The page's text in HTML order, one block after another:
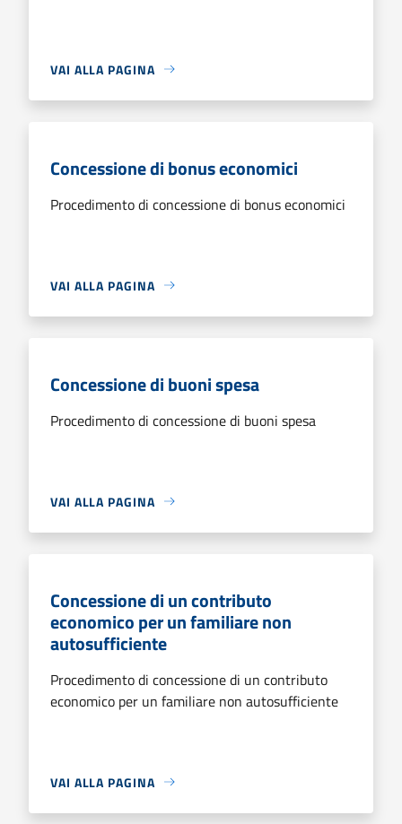
VAI ALLA PAGINA
Concessione di bonus economici
Procedimento di concessione di bonus economici
VAI ALLA PAGINA
Concessione di buoni spesa
Procedimento di concessione di buoni spesa
VAI ALLA PAGINA
Concessione di un contributo
economico per un familiare non
autosufficiente
Procedimento di concessione di un contributo
economico per un familiare non autosufficiente
VAI ALLA PAGINA